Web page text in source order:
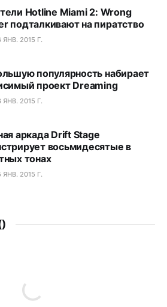
Hotline Miami 2: Wrong
подталкивают на пиратство
ЯНВ. 2015 Г.
популярность набирает
проект Dreaming
ЯНВ. 2015 Г.
аркада Drift Stage
восьмидесятые в
тонах
ЯНВ. 2015 Г.
)